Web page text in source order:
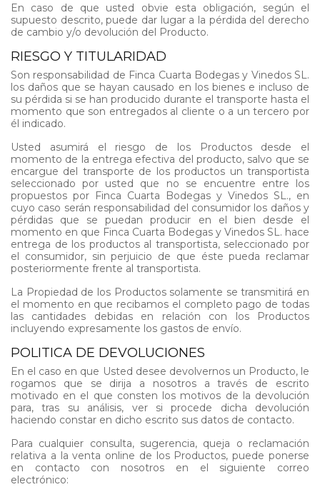
En caso de que usted obvie esta obligación, según el
supuesto descrito, puede dar lugar a la pérdida del derecho
de cambio y/o devolución del Producto.
RIESGO Y TITULARIDAD
Son responsabilidad de Finca Cuarta Bodegas y Vinedos SL.
los daños que se hayan causado en los bienes e incluso de
su pérdida si se han producido durante el transporte hasta el
momento que son entregados al cliente o a un tercero por
él indicado.
Usted asumirá el riesgo de los Productos desde el
momento de la entrega efectiva del producto, salvo que se
encargue del transporte de los productos un transportista
seleccionado por usted que no se encuentre entre los
propuestos por Finca Cuarta Bodegas y Vinedos SL., en
cuyo caso serán responsabilidad del consumidor los daños y
pérdidas que se puedan producir en el bien desde el
momento en que Finca Cuarta Bodegas y Vinedos SL. hace
entrega de los productos al transportista, seleccionado por
el consumidor, sin perjuicio de que éste pueda reclamar
posteriormente frente al transportista.
La Propiedad de los Productos solamente se transmitirá en
el momento en que recibamos el completo pago de todas
las cantidades debidas en relación con los Productos
incluyendo expresamente los gastos de envío.
POLITICA DE DEVOLUCIONES
En el caso en que Usted desee devolvernos un Producto, le
rogamos que se dirija a nosotros a través de escrito
motivado en el que consten los motivos de la devolución
para, tras su análisis, ver si procede dicha devolución
haciendo constar en dicho escrito sus datos de contacto.
Para cualquier consulta, sugerencia, queja o reclamación
relativa a la venta online de los Productos, puede ponerse
en contacto con nosotros en el siguiente correo
electrónico: